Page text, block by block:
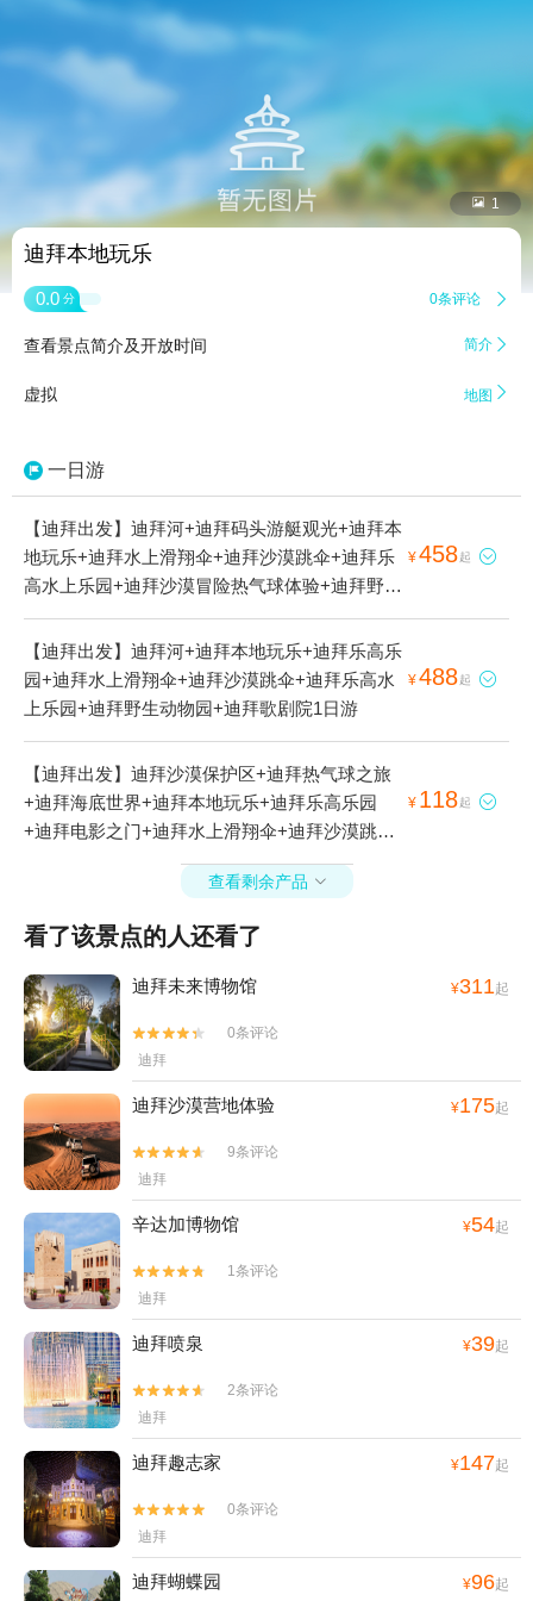
 1
迪拜本地玩乐
0.0 分 0条评论 
查看景点简介及开放时间 简介 
虚拟 地图 
一日游
【迪拜出发】迪拜河+迪拜码头游艇观光+迪拜本
地玩乐+迪拜水上滑翔伞+迪拜沙漠跳伞+迪拜乐
高水上乐园+迪拜沙漠冒险热气球体验+迪拜野生
动物园+迪拜歌剧院1日游
¥458起 
【迪拜出发】迪拜河+迪拜本地玩乐+迪拜乐高乐
园+迪拜水上滑翔伞+迪拜沙漠跳伞+迪拜乐高水
上乐园+迪拜野生动物园+迪拜歌剧院1日游
¥488起 
【迪拜出发】迪拜沙漠保护区+迪拜热气球之旅
+迪拜海底世界+迪拜本地玩乐+迪拜乐高乐园
+迪拜电影之门+迪拜水上滑翔伞+迪拜沙漠跳伞
+迪拜乐高水上乐园+迪拜未来博物馆+棕榈岛观
景台+迪拜野生动物园+迪拜歌剧院1日游
¥ 118起 
查看剩余产品 
看了该景点的人还看了
迪拜未来博物馆 ¥311起


0条评论
迪拜
迪拜沙漠营地体验 ¥175起


9条评论
迪拜
辛达加博物馆 ¥54起


1条评论
迪拜
迪拜喷泉 ¥39起


2条评论
迪拜
迪拜趣志家 ¥147起


0条评论
迪拜
迪拜蝴蝶园 ¥96起